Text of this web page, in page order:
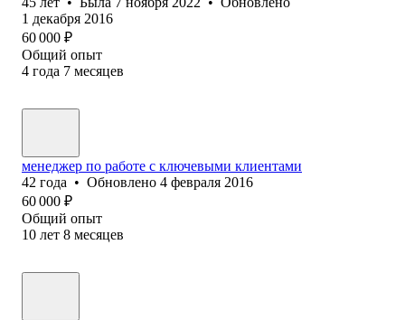
1 декабря 2016
60 000 ₽
Общий опыт
4 года 7 месяцев
менеджер по работе с ключевыми клиентами
42 года • Обновлено 4 февраля 2016
60 000 ₽
Общий опыт
10 лет 8 месяцев